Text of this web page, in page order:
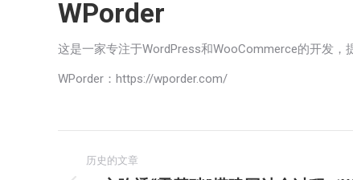
WPorder
这是一家专注于WordPress和WooCommerce的开发，
WPorder： https://wporder.com/
历史的文章